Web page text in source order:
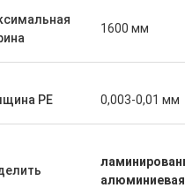
1600 мм
PE 0,003-0,01 мм